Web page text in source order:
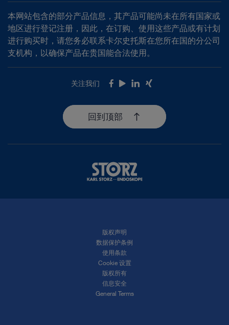
本网站包含的部分产品信息，其产品可能尚未在所有国家或
地区进行登记注册，因此，在订购、使用这些产品或有计划
进行购买时，请您务必联系卡尔史托斯在您所在国的分公司
支机构，以确保产品在贵国能合法使用。
关注我们 Facebook
Youtube
LinkedIn
Xing
回到顶部
版权声明
数据保护条例
使用条款
Cookie 设置
版权所有
信息安全
General Terms